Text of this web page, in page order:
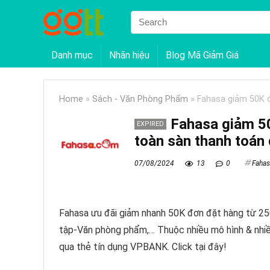
Danh mục Nhãn hiệu Blog Mã Giảm Giá
Home » Sách - Văn Phòng Phẩm » Fahasa giảm
EXPIRED
Fahasa giảm
toàn sàn thanh toán
07/08/2024 13 0
Fahasa ưu đãi giảm nhanh 50K đơn đặt hàng từ
tập-Văn phòng phẩm,… Thuộc nhiều mô hình &
qua thẻ tín dụng VPBANK. Click tại đây!